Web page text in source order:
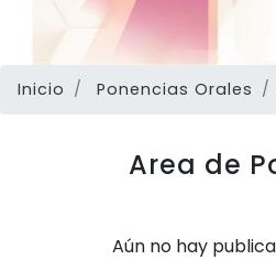
Inicio Ponencias Orales
Area de
Aún no hay